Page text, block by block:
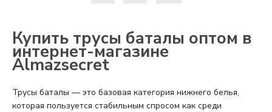
Купить трусы баталы оптом в
интернет-магазине
Almazsecret
Трусы баталы — это базовая категория нижнего белья,
которая пользуется стабильным спросом как среди